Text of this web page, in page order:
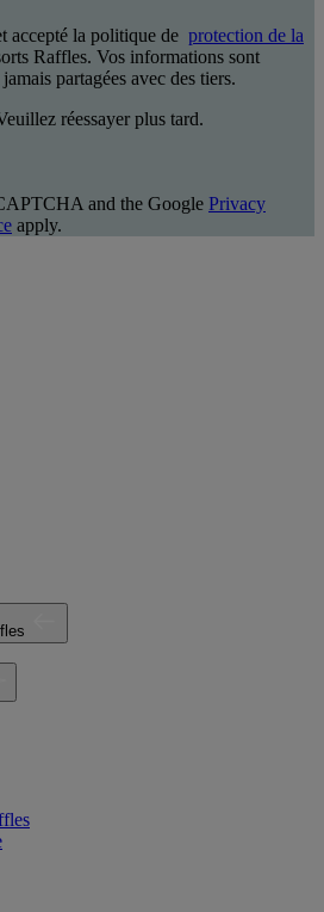
accepté la politique de protection de la
Raffles. Vos informations sont
partagées avec des tiers.
réessayer plus tard.
and the Google Privacy
apply.